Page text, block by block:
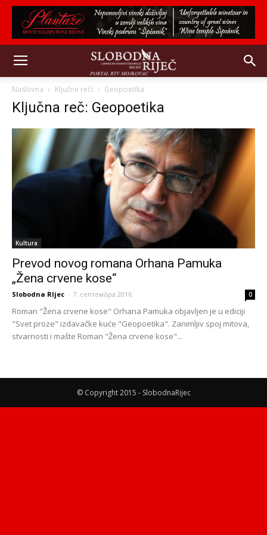
Naslovna Ključne reči Geopoetika
Ključna reč: Geopoetika
Kultura
Prevod novog romana Orhana Pamuka
„Žena crvene kose“
Slobodna RIjec - 7. септембра 2016. 0
Roman "Žena crvene kose" Orhana Pamuka objavljen je u ediciji
"Svet proze" izdavačke kuće "Geopoetika". Zanimljiv spoj mitova,
stvarnosti i mašte Roman "Žena crvene kose"...
© Copyright 2015 - SlobodnaRijec